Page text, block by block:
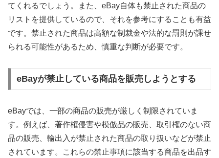
てくれるでしょう。また、eBay自体も禁止された商品の
リストを提供しているので、それを参考にすることも有益
です。禁止された商品は高額な制裁金や法的な罰則が課せ
られる可能性があるため、慎重な判断が必要です。
eBayが禁止している商品を販売しようとする
eBayでは、一部の商品の販売が厳しく制限されていま
す。例えば、著作権侵害や模倣品の販売、取引権のない商
品の販売、輸出入が禁止された商品の取り扱いなどが禁止
されています。これらの禁止事項に該当する商品を出品す